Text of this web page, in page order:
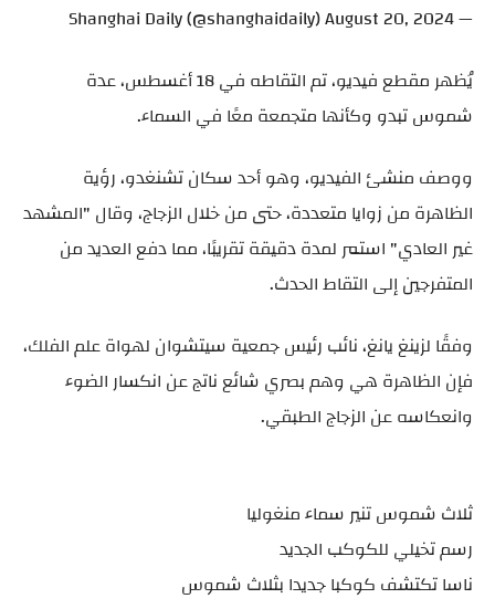
— Shanghai Daily (@shanghaidaily) August 20, 2024
يُظهر مقطع فيديو، تم التقاطه في 18 أغسطس، عدة
شموس تبدو وكأنها متجمعة معًا في السماء.
ووصف منشئ الفيديو، وهو أحد سكان تشنغدو، رؤية
الظاهرة من زوايا متعددة، حتى من خلال الزجاج، وقال "المشهد
غير العادي" استمر لمدة دقيقة تقريبًا، مما دفع العديد من
المتفرجين إلى التقاط الحدث.
وفقًا لزينغ يانغ، نائب رئيس جمعية سيتشوان لهواة علم الفلك،
فإن الظاهرة هي وهم بصري شائع ناتج عن انكسار الضوء
وانعكاسه عن الزجاج الطبقي.
ثلاث شموس تنير سماء منغوليا
رسم تخيلي للكوكب الجديد
ناسا تكتشف كوكبا جديدا بثلاث شموس